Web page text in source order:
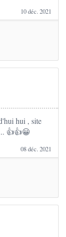
10 déc. 2021
hui , site
👍👍😀
08 déc. 2021